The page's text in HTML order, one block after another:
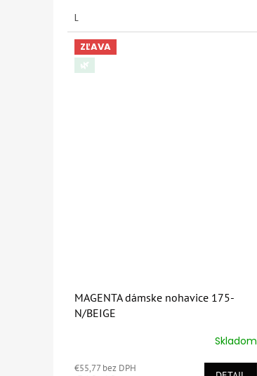
z
5
hviezdičiek.
L
ZĽAVA
🌿
MAGENTA dámske nohavice 175-
N/BEIGE
produktu
Skladom
€55,77 bez DPH